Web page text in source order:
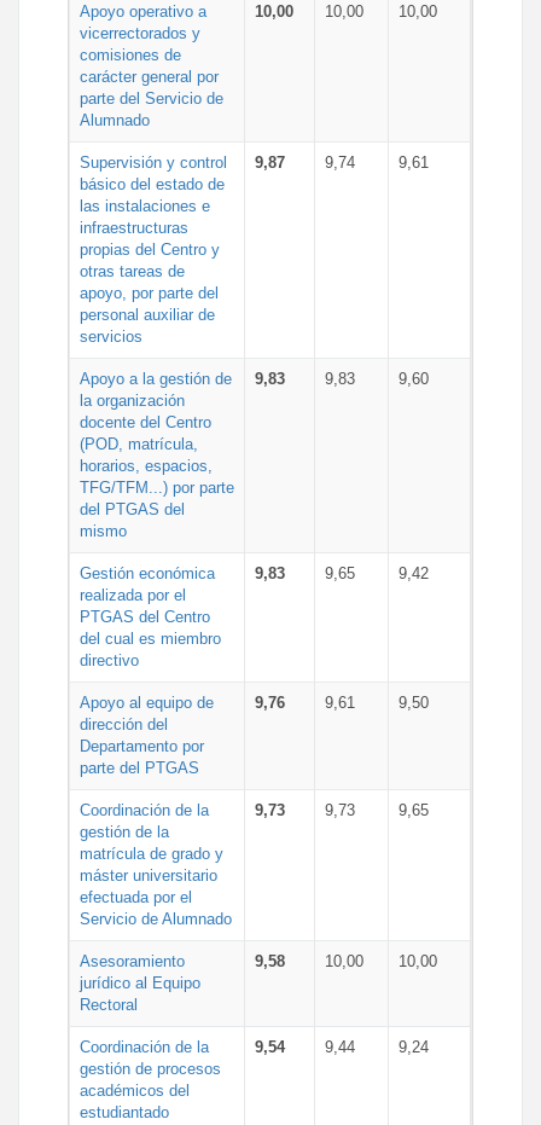
Apoyo operativo a
vicerrectorados y
comisiones de
carácter general por
parte del Servicio de
Alumnado
10,00 10,00 10,00
Supervisión y control
básico del estado de
las instalaciones e
infraestructuras
propias del Centro y
otras tareas de
apoyo, por parte del
personal auxiliar de
servicios
9,87 9,74 9,61
Apoyo a la gestión de
la organización
docente del Centro
(POD, matrícula,
horarios, espacios,
TFG/TFM...) por parte
del PTGAS del
mismo
9,83 9,83 9,60
Gestión económica
realizada por el
PTGAS del Centro
del cual es miembro
directivo
9,83 9,65 9,42
Apoyo al equipo de
dirección del
Departamento por
parte del PTGAS
9,76 9,61 9,50
Coordinación de la
gestión de la
matrícula de grado y
máster universitario
efectuada por el
Servicio de Alumnado
9,73 9,73 9,65
Asesoramiento
jurídico al Equipo
Rectoral
9,58 10,00 10,00
Coordinación de la
gestión de procesos
académicos del
estudiantado
9,54 9,44 9,24